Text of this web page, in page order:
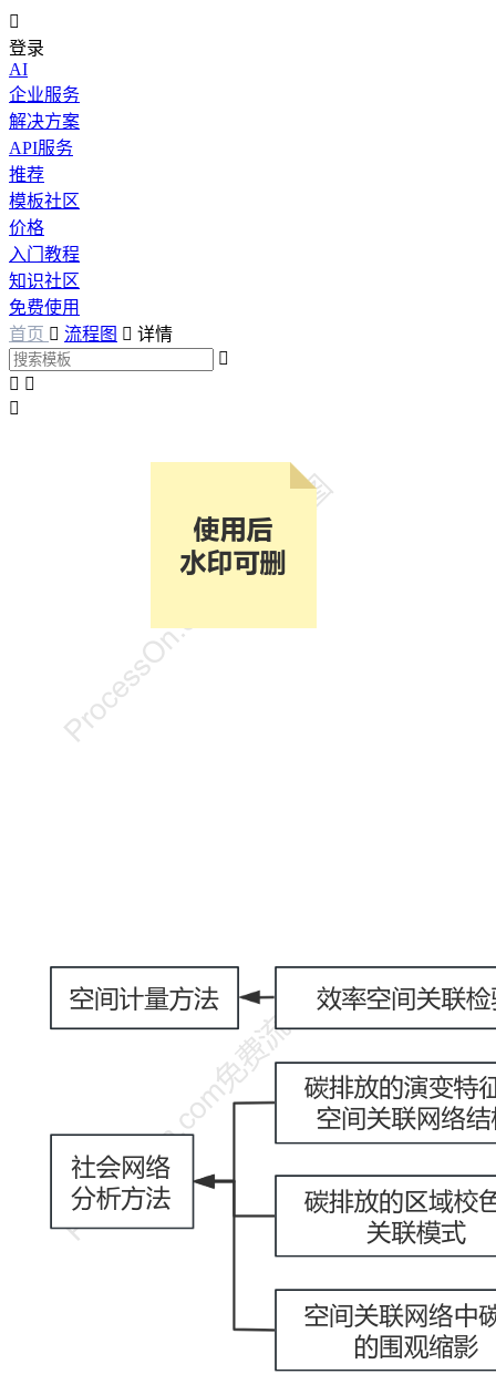

登录
AI
企业服务
解决方案
API服务
推荐
模板社区
价格
入门教程
知识社区
免费使用
首页  流程图  详情

 
